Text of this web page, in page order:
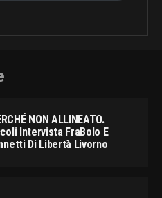
NON ALLINEATO.
Intervista FraBolo E
Di Libertà Livorno